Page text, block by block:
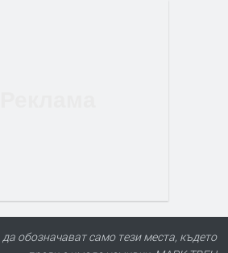
обозначават само тези места, където